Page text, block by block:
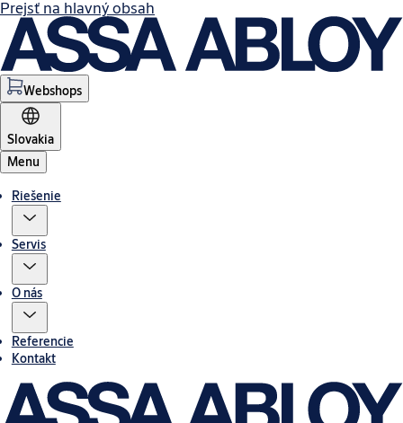
Prejsť na hlavný obsah
Webshops
Slovakia
Menu
Riešenie
Servis
O nás
Referencie
Kontakt